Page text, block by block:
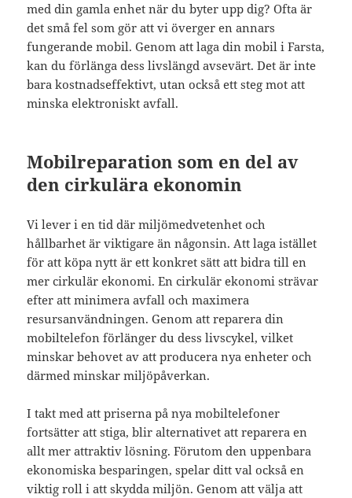
med din gamla enhet när du byter upp dig? Ofta är
det små fel som gör att vi överger en annars
fungerande mobil. Genom att laga din mobil i Farsta,
kan du förlänga dess livslängd avsevärt. Det är inte
bara kostnadseffektivt, utan också ett steg mot att
minska elektroniskt avfall.
Mobilreparation som en del av
den cirkulära ekonomin
Vi lever i en tid där miljömedvetenhet och
hållbarhet är viktigare än någonsin. Att laga istället
för att köpa nytt är ett konkret sätt att bidra till en
mer cirkulär ekonomi. En cirkulär ekonomi strävar
efter att minimera avfall och maximera
resursanvändningen. Genom att reparera din
mobiltelefon förlänger du dess livscykel, vilket
minskar behovet av att producera nya enheter och
därmed minskar miljöpåverkan.
I takt med att priserna på nya mobiltelefoner
fortsätter att stiga, blir alternativet att reparera en
allt mer attraktiv lösning. Förutom den uppenbara
ekonomiska besparingen, spelar ditt val också en
viktig roll i att skydda miljön. Genom att välja att